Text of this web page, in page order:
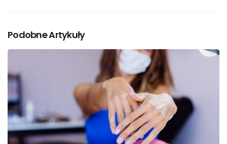
Podobne Artykuły